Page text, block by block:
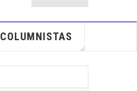
COLUMNISTAS